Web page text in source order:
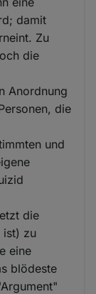
damit
Zu
die
Anordnung
die
und
die
ist) zu
eine
blödeste